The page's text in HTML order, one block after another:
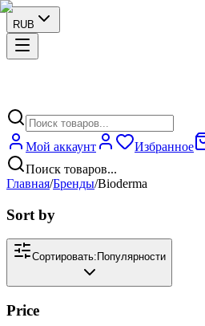
RUB
Мой аккаунт Избранное
Поиск товаров...
Главная/Бренды/Bioderma
Sort by
Сортировать: Популярности
Price